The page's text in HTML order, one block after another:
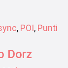
, POI, Punti
Dorz